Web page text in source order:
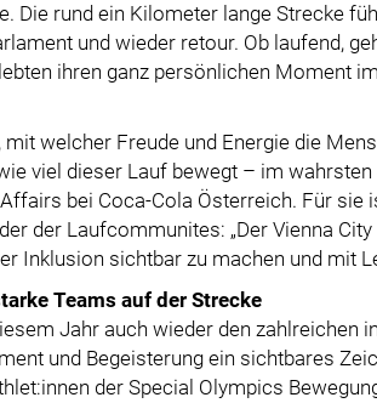
Die rund ein Kilometer lange Strecke
und wieder retour. Ob laufend,
ihren ganz persönlichen Moment
mit welcher Freude und Energie die
viel dieser Lauf bewegt – im wahrsten
bei Coca-Cola Österreich. Für sie
der Laufcommunites: „Der Vienna
Inklusion sichtbar zu machen und mit
Teams auf der Strecke
Jahr auch wieder den zahlreichen
und Begeisterung ein sichtbares
der Special Olympics